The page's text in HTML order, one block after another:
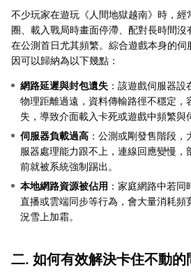
不少玩家在遊玩《人間地獄越南》時，
圈、載入戰局時畫面停滯、配對長時間沒
在公測首日尤其頻繁。綜合遊戲本身的
因可以歸納為以下幾點：
網路延遲與封包遺失 ：該遊戲伺服器
物理距離過遠，資料傳輸路徑不穩定，
失，導致介面載入卡死或遊戲中頻繁與
伺服器負載過高 ：公測或剛發售階段
服器處理能力跟不上，連線回應變慢，
前就被系統強制踢出。
本地網路資源被佔用 ：家庭網路中若
直播或雲端同步等行為，會大量消耗頻
況雪上加霜。
二. 如何有效解決卡住不動的